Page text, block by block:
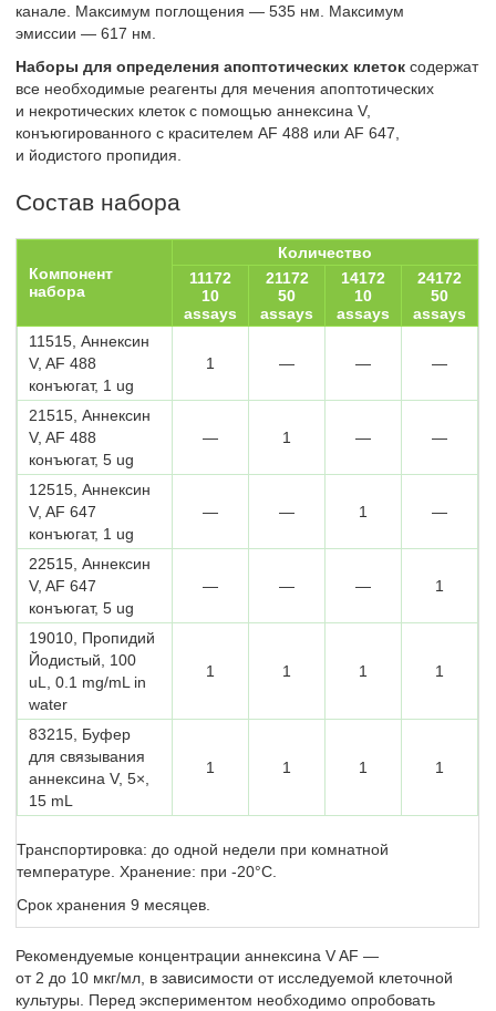
канале. Максимум поглощения — 535 нм. Максимум
эмиссии — 617 нм.
Наборы для определения апоптотических клеток содержат
все необходимые реагенты для мечения апоптотических
и некротических клеток с помощью аннексина V,
конъюгированного с красителем AF 488 или AF 647,
и йодистого пропидия.
Состав набора
Компонент
набора
Количество
11172
10
assays
21172
50
assays
14172
10
assays
24172
50
assays
11515, Аннексин
V, AF 488
конъюгат, 1 ug
1 — — —
21515, Аннексин
V, AF 488
конъюгат, 5 ug
— 1 — —
12515, Аннексин
V, AF 647
конъюгат, 1 ug
— — 1 —
22515, Аннексин
V, AF 647
конъюгат, 5 ug
— — — 1
19010, Пропидий
Йодистый, 100
uL, 0.1 mg/mL in
water
1 1 1 1
83215, Буфер
для связывания
аннексина V, 5×,
15 mL
1 1 1 1
Транспортировка: до одной недели при комнатной
температуре. Хранение: при -20°С.
Срок хранения 9 месяцев.
Рекомендуемые концентрации аннексина V AF —
от 2 до 10 мкг/мл, в зависимости от исследуемой клеточной
культуры. Перед экспериментом необходимо опробовать